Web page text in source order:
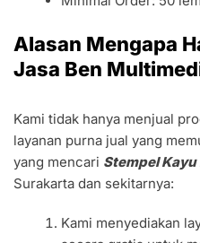
Alasan Mengapa
Jasa Ben
Kami tidak hanya menjual
layanan purna jual yang
yang mencari Stempel
Surakarta dan sekitarnya:
Kami menyediakan